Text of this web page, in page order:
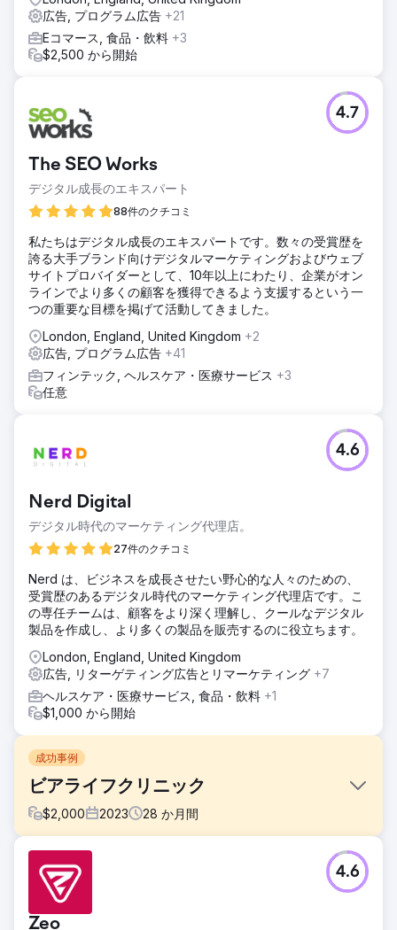
広告, プログラム広告 +21
Eコマース, 食品・飲料 +3
$2,500 から開始
The SEO Works
デジタル成長のエキスパート
88件のクチコミ
4.7
私たちはデジタル成長のエキスパートです。数々の受賞歴を
誇る大手ブランド向けデジタルマーケティングおよびウェブ
サイトプロバイダーとして、10年以上にわたり、企業がオン
ラインでより多くの顧客を獲得できるよう支援するという一
つの重要な目標を掲げて活動してきました。
London, England, United Kingdom +2
広告, プログラム広告 +41
フィンテック, ヘルスケア・医療サービス +3
任意
Nerd Digital
デジタル時代のマーケティング代理店。
27件のクチコミ
4.6
Nerd は、ビジネスを成長させたい野心的な人々のための、
受賞歴のあるデジタル時代のマーケティング代理店です。こ
の専任チームは、顧客をより深く理解し、クールなデジタル
製品を作成し、より多くの製品を販売するのに役立ちます。
London, England, United Kingdom
広告, リターゲティング広告とリマーケティング +7
ヘルスケア・医療サービス, 食品・飲料 +1
$1,000 から開始
成功事例
ビアライフクリニック
$2,000 2023 28 か月間
国際的な患者数増加 – ケーススタディ 🎯 必要なこと • 植
毛、美容、歯科における国際的な患者需要の創出 • CPLと予
約費用の削減、ROASの向上 • 多言語、多国対応、スケーラ
ブルなパフォーマンスモデルの確立 • 広告をサポートするプ
Zeo
4.6